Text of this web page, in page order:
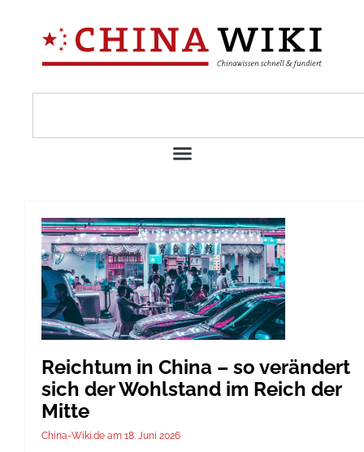
Reichtum in China – so verändert
sich der Wohlstand im Reich der
Mitte
China-Wiki.de 18. Juni 2026